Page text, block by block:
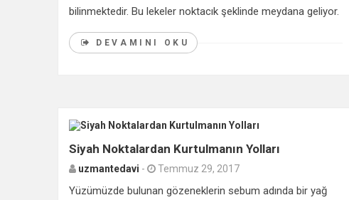
bilinmektedir. Bu lekeler noktacık şeklinde meydana geliyor.
DEVAMINI OKU
Siyah Noktalardan Kurtulmanın Yolları
uzmantedavi - Temmuz 29, 2017
Yüzümüzde bulunan gözeneklerin sebum adında bir yağ